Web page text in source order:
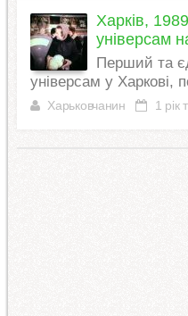
Харків,
універсам
Перший та
універсам у Харкові,
Харьковчанин 1 рік